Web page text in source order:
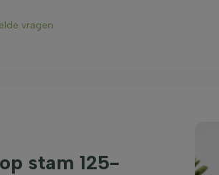
vragen
stam 125-